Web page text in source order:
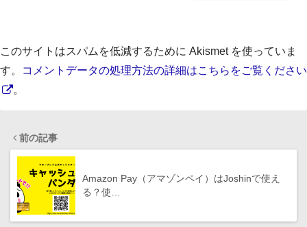
このサイトはスパムを低減するために Akismet を使っていま
す。
コメントデータの処理方法の詳細はこちらをご覧ください
。
前の記事
Amazon Pay（アマゾンペイ）はJoshinで使え
る？使…